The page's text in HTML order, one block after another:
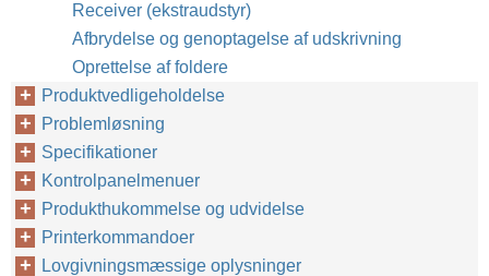
Receiver (ekstraudstyr)
Afbrydelse og genoptagelse af udskrivning
Oprettelse af foldere
Produktvedligeholdelse
Problemløsning
Specifikationer
Kontrolpanelmenuer
Produkthukommelse og udvidelse
Printerkommandoer
Lovgivningsmæssige oplysninger